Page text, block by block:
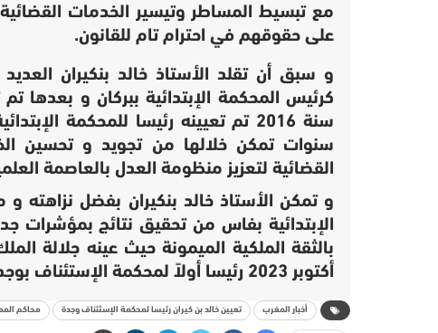
مع تبسيط المساطر وتيسير الخدمات
على حقوقهم في احترام تام للقانون.
و سبق أن تقلد الأستاذ خالد بنكيران
كرئيس المحكمة الإبتدائية ببركان و بعدها
سنة 2016 تم تعيينه رئيسا للمحكمة
سنوات تمكن خلالها من تجويد و تحسين
القضائية لتعزيز منظومة العدل بالعاصمة
و تمكن الأستاذ خالد بنكيران بفضل نزاهته و
الإبتدائية بفاس من تحقيق نتائج بمؤشرات
أكتوبر 2023 رئيسا أولاً لمحكمة الإستئناف بوجدة.
أخبار المغرب تعيين خالد بن كيران رئيسا لمحكمة الإسثئناف وجدة محاكم